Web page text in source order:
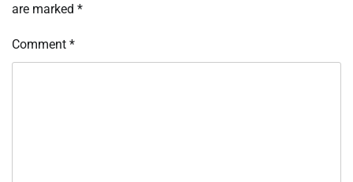
are marked *
Comment *